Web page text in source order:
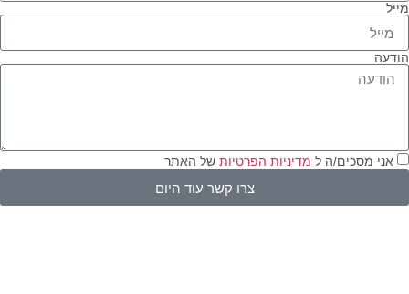
אני מסכים/ה למדיניות הפרטיותשל האתר
צרו קשר עוד היום